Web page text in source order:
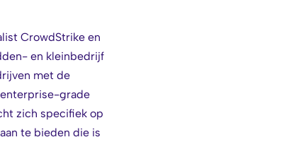
CrowdStrike en
en kleinbedrijf
met de
grade
zich specifiek op
te bieden die is